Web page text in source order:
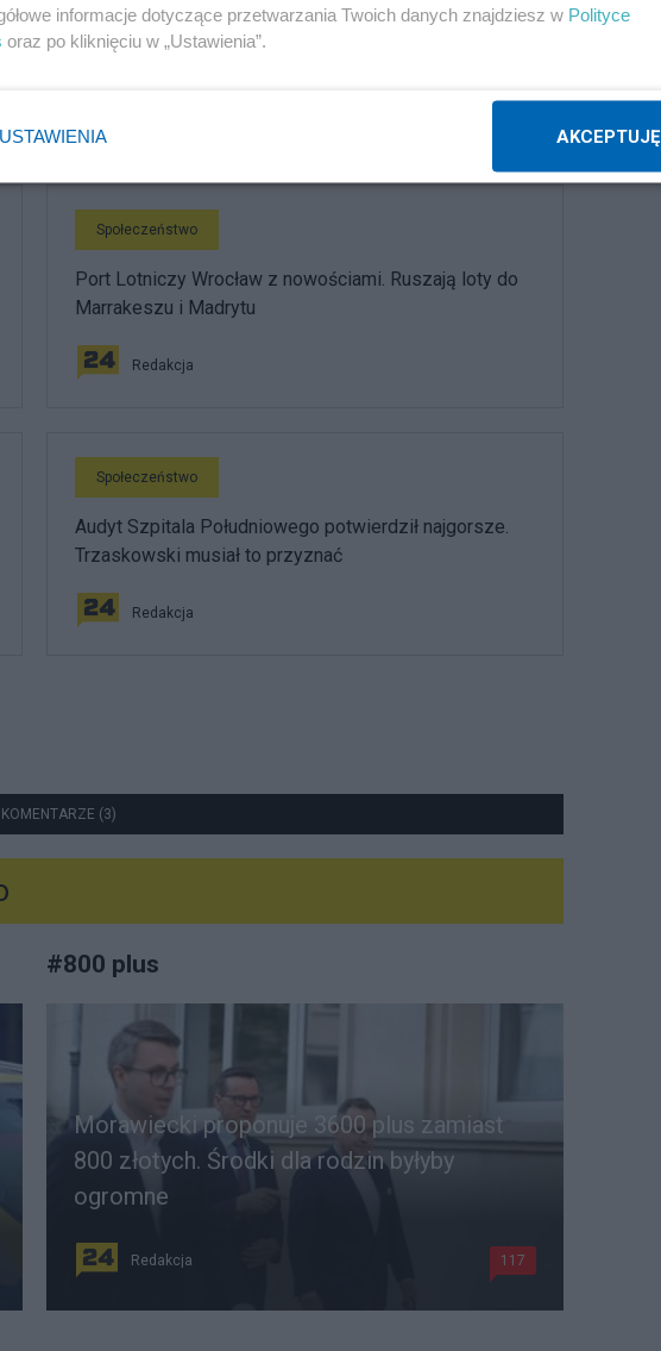
3
Społeczeństwo
Port Lotniczy Wrocław z nowościami. Ruszają loty do
Marrakeszu i Madrytu
Redakcja
Społeczeństwo
Audyt Szpitala Południowego potwierdził najgorsze.
Trzaskowski musiał to przyznać
Redakcja
(3)
#800 plus
Morawiecki proponuje 3600 plus zamiast
800 złotych. Środki dla rodzin byłyby
ogromne
Redakcja 117
informacje dotyczące przetwarzania Twoich danych znajdziesz w Polityce
oraz po kliknięciu w „Ustawienia”.
USTAWIENIA AKCEPTUJĘ